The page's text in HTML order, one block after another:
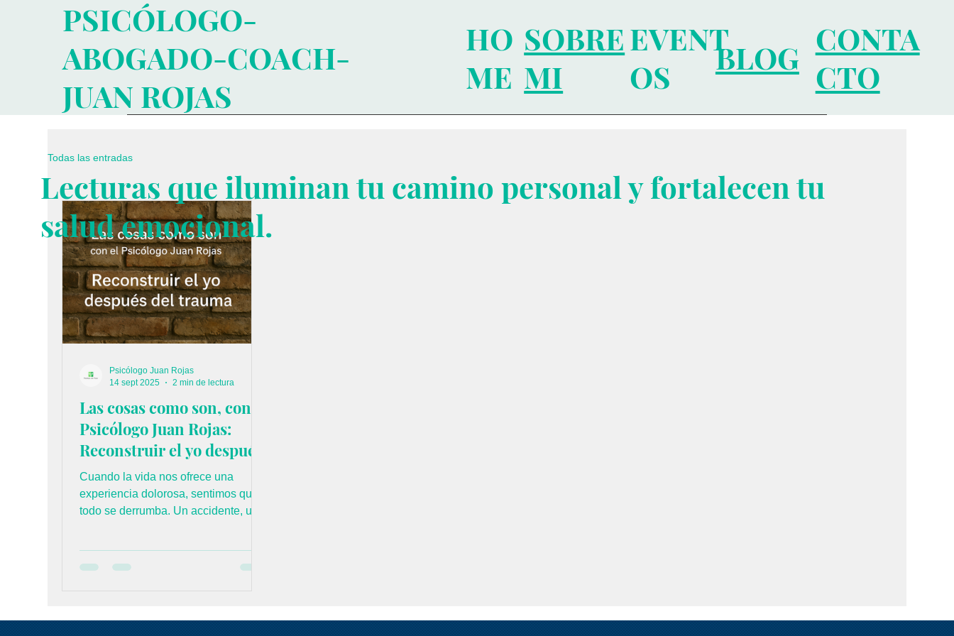
PSICÓLOGO-
ABOGADO-COACH-
JUAN ROJAS
SOBRE
MI
BLOG
HO
ME
EVENT
OS
CONTA
CTO
Todas las entradas
Las cosas como son, con el
Psicólogo Juan Rojas:
Reconstruir el yo después
del trauma
Cuando la vida nos ofrece una
experiencia dolorosa, sentimos que
todo se derrumba. Un accidente, una
pueden dejar la sensación de que ya
Psicólogo Juan Rojas
14 sept 2025
2 min de lectura
Lecturas que iluminan tu camino personal y fortalecen tu
salud emocional.